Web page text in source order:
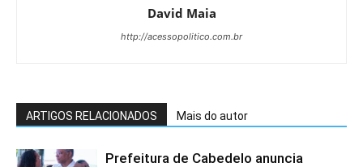
David Maia
http://acessopolitico.com.br
ARTIGOS RELACIONADOS Mais do autor
Prefeitura de Cabedelo anuncia